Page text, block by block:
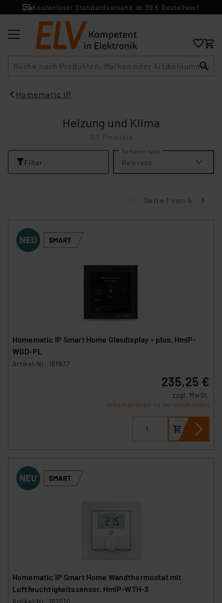
Kostenloser Standardversand ab 39 € Bestellwert
Homematic IP
Heizung und Klima
127 Produkte
Filter
Sortieren nach
Relevanz
Seite 1 von 4
Homematic IP Smart Home Glasdisplay – plus, HmIP-
WGD-PL
Artikel-Nr. 161937
235,25 €
zzgl. MwSt.
Informationen zu Versandkosten
Homematic IP Smart Home Wandthermostat mit
Luftfeuchtigkeitssensor, HmIP-WTH-3